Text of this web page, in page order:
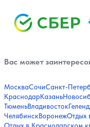
Вас может
МоскваСочиСанкт-
КраснодарКазань
ТюменьВладивосток
ЧелябинскВоронежОтдых